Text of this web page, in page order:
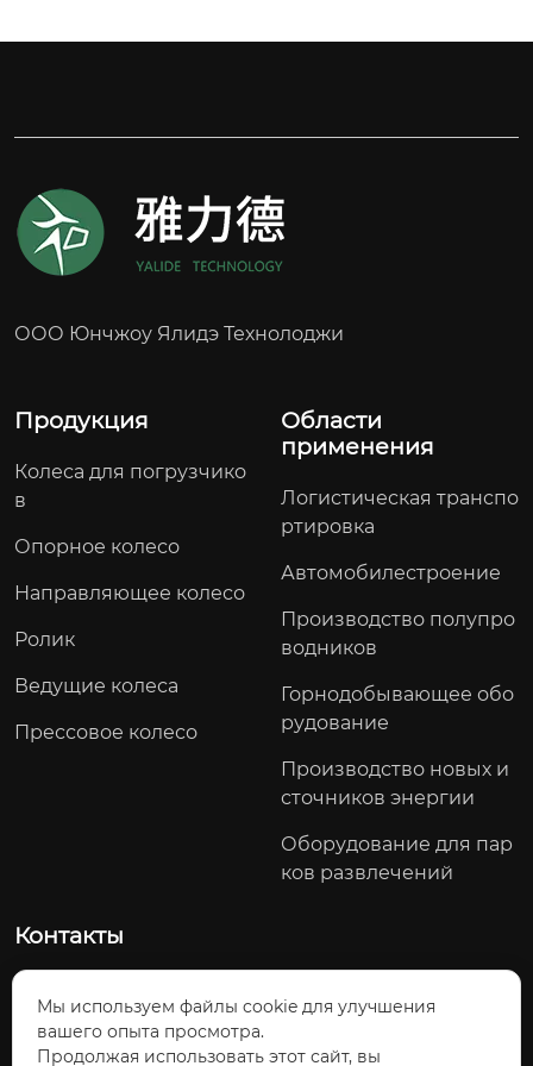
Бренд: CRCC
мобильные и железнодорожные туннели
ООО Юнчжоу Ялидэ Технолоджи
Продукция
Колеса для погрузчико
в
Опорное колесо
Направляющее колесо
Ролик
Ведущие колеса
Прессовое колесо
Области
применения
Логистическая транспо
ртировка
Автомобилестроение
Производство полупро
водников
Горнодобывающее обо
рудование
Производство новых и
сточников энергии
Оборудование для пар
ков развлечений
Контакты
зянхуа-Яоский автономный уезд, город Юнчжоу, провин
ция Хунань, Китай
Мы используем файлы cookie для улучшения
вашего опыта просмотра.
Продолжая использовать этот сайт, вы